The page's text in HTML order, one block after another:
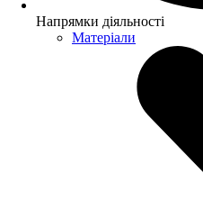
Напрямки діяльності
Матеріали